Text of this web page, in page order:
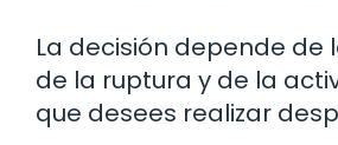
La decisión depende de
de la ruptura y de la
que desees realizar